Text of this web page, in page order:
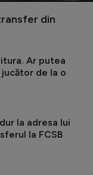
din
Ar putea
de la o
la adresa lui
la FCSB